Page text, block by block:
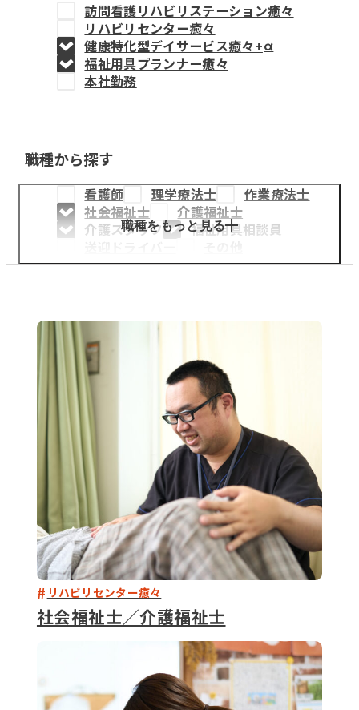
教育事業
姫路中央こども園
姫路中央保育園
採用情報
医療・介護事業
募集職種
お知らせ
ENTRY
訪問看護リハビリステーション癒々
リハビリセンター癒々
健康特化型デイサービス癒々+α
福祉用具プランナー癒々
本社勤務
職種から探す
看護師 理学療法士
作業療法士
社会福祉士
介護福祉士
介護スタッフ
福祉用具相談員
職種をもっと見る
リハビリセンター癒々
社会福祉士／介護福祉士